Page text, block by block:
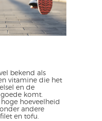
bekend als
vitamine die het
en de
komt.
hoeveelheid
andere
en tofu.